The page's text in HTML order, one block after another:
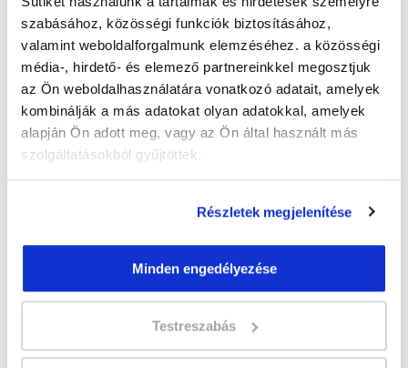
szabásához, közösségi funkciók biztosításához,
valamint weboldalforgalmunk elemzéséhez. a közösségi
média-, hirdető- és elemező partnereinkkel megosztjuk
az Ön weboldalhasználatára vonatkozó adatait, amelyek
kombinálják a más adatokat olyan adatokkal, amelyek
alapján Ön adott meg, vagy az Ön által használt más
szolgáltatásokból gyűjtöttek.
Részletek megjelenítése
Minden engedélyezése
Testreszabás
" H " csoport
43 nap az indulásig!
Időtartam:3-4 hónap
Indulás időpontja:2026-09-19
Képzés ára:139 000 Ft
egyösszegű befizetés esetén
Vizsgadíj várható összege
Jelentkezem!